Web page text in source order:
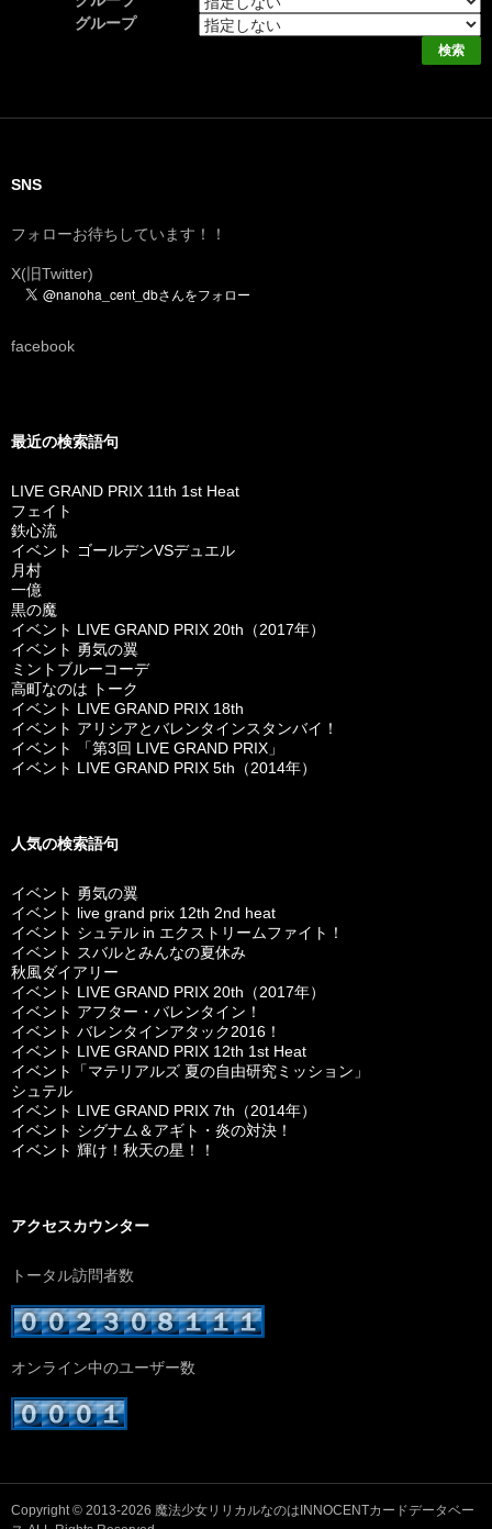
グループ
SNS
フォローお待ちしています！！
X(旧Twitter)
facebook
最近の検索語句
LIVE GRAND PRIX 11th 1st Heat
フェイト
鉄心流
イベント ゴールデンVSデュエル
月村
一億
黒の魔
イベント LIVE GRAND PRIX 20th（2017年）
イベント 勇気の翼
ミントブルーコーデ
高町なのは トーク
イベント LIVE GRAND PRIX 18th
イベント アリシアとバレンタインスタンバイ！
イベント 「第3回 LIVE GRAND PRIX」
イベント LIVE GRAND PRIX 5th（2014年）
人気の検索語句
イベント 勇気の翼
イベント live grand prix 12th 2nd heat
イベント シュテル in エクストリームファイト！
イベント スバルとみんなの夏休み
秋風ダイアリー
イベント LIVE GRAND PRIX 20th（2017年）
イベント アフター・バレンタイン！
イベント バレンタインアタック2016！
イベント LIVE GRAND PRIX 12th 1st Heat
イベント「マテリアルズ 夏の自由研究ミッション」
シュテル
イベント LIVE GRAND PRIX 7th（2014年）
イベント シグナム＆アギト・炎の対決！
イベント 輝け！秋天の星！！
アクセスカウンター
トータル訪問者数
オンライン中のユーザー数
Copyright © 2013-2026 魔法少女リリカルなのはINNOCENTカードデータベー